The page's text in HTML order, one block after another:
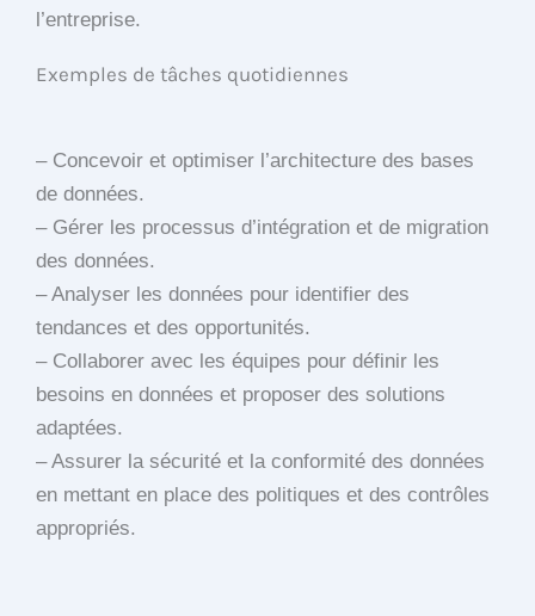
l’entreprise.
Exemples de tâches quotidiennes
– Concevoir et optimiser l’architecture des bases
de données.
– Gérer les processus d’intégration et de migration
des données.
– Analyser les données pour identifier des
tendances et des opportunités.
– Collaborer avec les équipes pour définir les
besoins en données et proposer des solutions
adaptées.
– Assurer la sécurité et la conformité des données
en mettant en place des politiques et des contrôles
appropriés.